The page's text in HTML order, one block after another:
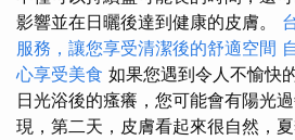
影響並在日曬後達到健康的皮膚。
服務，讓您享受清潔後的舒適空間
心享受美食 如果您遇到令人不愉快
日光浴後的瘙癢，您可能會有陽光
現，第二天，皮膚看起來很自然，